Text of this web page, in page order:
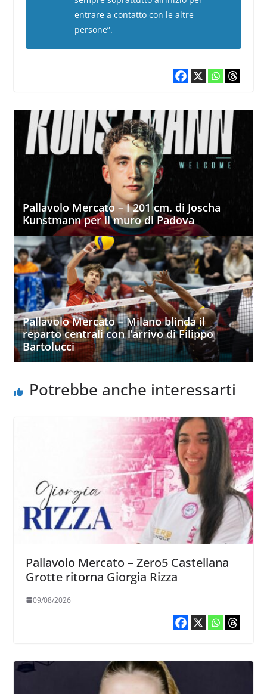
entrare a contatto con le altre
persone”.
Pallavolo Mercato – I 201 cm. di Joscha
Kunstmann per il muro di Padova
Pallavolo Mercato – Milano blinda il
reparto centrali con l’arrivo di Filippo
Bartolucci
Potrebbe anche interessarti
Pallavolo Mercato – Zero5 Castellana
Grotte ritorna Giorgia Rizza
09/08/2026